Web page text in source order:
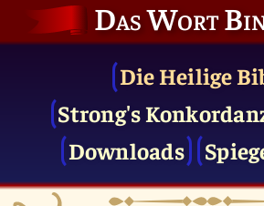
Das Wort
Die Heilige
Strong's
Downloads